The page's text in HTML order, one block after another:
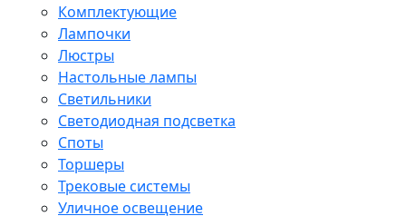
Комплектующие
Лампочки
Люстры
Настольные лампы
Светильники
Светодиодная подсветка
Споты
Торшеры
Трековые системы
Уличное освещение